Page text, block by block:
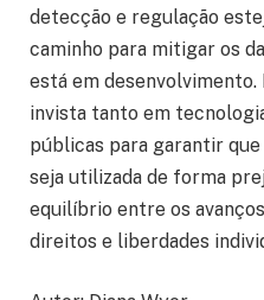
detecção e regulação
caminho para mitigar os
está em
invista tanto em
públicas para garantir
seja utilizada de forma
equilíbrio entre os
direitos e liberdades